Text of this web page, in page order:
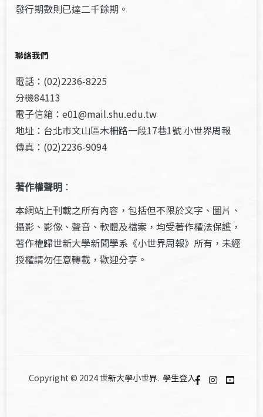
發行期數則已達二千餘期。
聯絡我們
電話：(02)2236-8225
分機84113
電子信箱：e01@mail.shu.edu.tw
地址：台北市文山區木柵路一段17巷1號 小世界周報
傳真：(02)2236-9094
著作權聲明 ：
本網站上刊載之所有內容，包括但不限於文字、圖片、
攝影、影像、聲音、軟體及檔案，均受著作權法保護，
著作權歸世新大學新聞學系《小世界周報》所有，未經
授權請勿任意轉載，歡迎分享。
Copyright © 2024 世新大學小世界. 學生登入